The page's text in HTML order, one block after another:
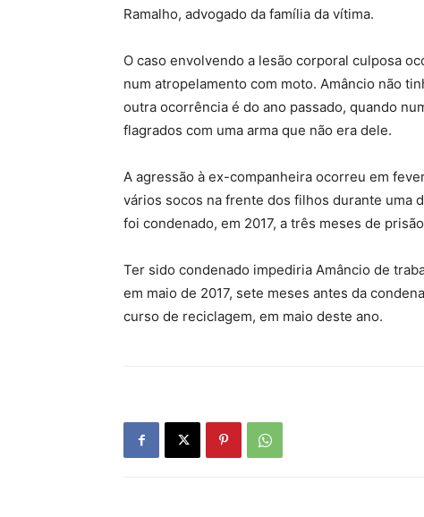
Ramalho, advogado da família da vítima.
O caso envolvendo a lesão corporal culposa
num atropelamento com moto. Amâncio não
outra ocorrência é do ano passado, quando
flagrados com uma arma que não era dele.
A agressão à ex-companheira ocorreu em
vários socos na frente dos filhos durante uma
foi condenado, em 2017, a três meses de
Ter sido condenado impediria Amâncio de
em maio de 2017, sete meses antes da
curso de reciclagem, em maio deste ano.